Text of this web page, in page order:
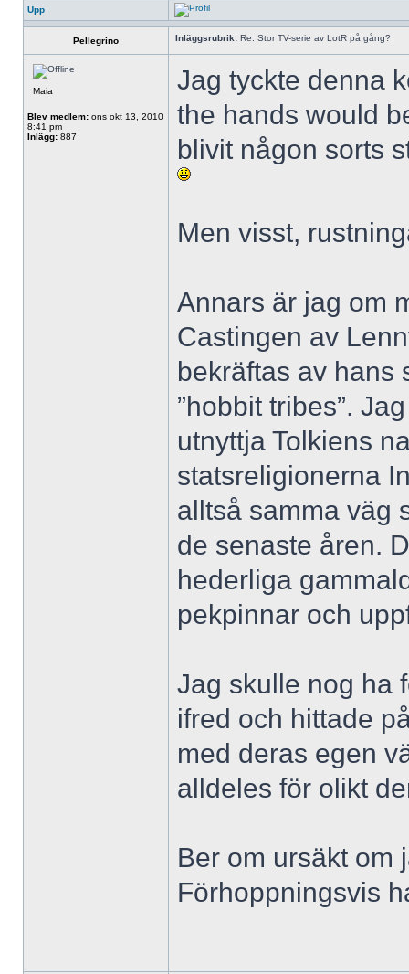
Upp
Pellegrino Inläggsrubrik: Re: Stor TV-serie av LotR på gång?
Maia
Blev medlem: ons okt 13, 2010
8:41 pm
Inlägg: 887
Jag tyckte denna
the hands would
blivit någon sorts
Men visst,
Annars är jag om
Castingen av
bekräftas av hans
”hobbit tribes”.
utnyttja Tolkiens
statsreligionerna
alltså samma väg
de senaste åren.
hederliga
pekpinnar och
Jag skulle nog ha
ifred och hittade
med deras egen
alldeles för olikt
Ber om ursäkt om
Förhoppningsvis